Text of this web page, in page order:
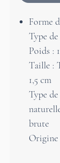
Forme
Type
Poids :
Taille :
1,5 cm
Type
brute
Origine